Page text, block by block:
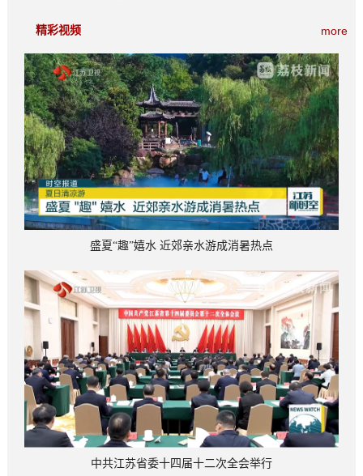
more
精彩视频
盛夏“趣”嬉水 近郊亲水游成消暑热点
中共江苏省委十四届十二次全会举行